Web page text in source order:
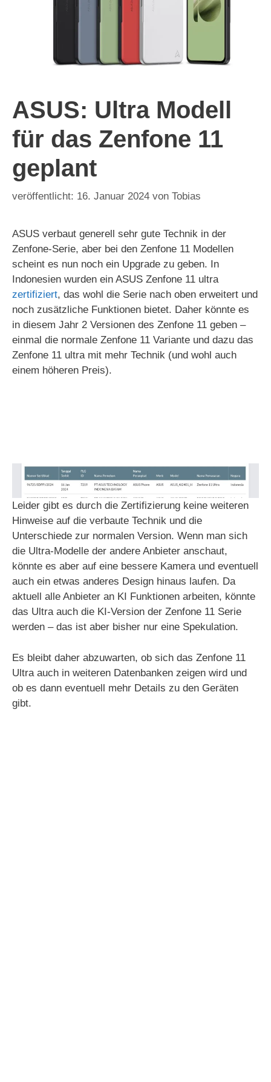
ASUS: Ultra Modell
für das Zenfone 11
geplant
16. Januar 2024 von Tobias
ASUS verbaut generell sehr gute Technik in der
Zenfone-Serie, aber bei den Zenfone 11 Modellen
scheint es nun noch ein Upgrade zu geben. In
Indonesien wurden ein ASUS Zenfone 11 ultra
zertifiziert, das wohl die Serie nach oben erweitert und
noch zusätzliche Funktionen bietet. Daher könnte es
in diesem Jahr 2 Versionen des Zenfone 11 geben –
einmal die normale Zenfone 11 Variante und dazu das
Zenfone 11 ultra mit mehr Technik (und wohl auch
einem höheren Preis).
Leider gibt es durch die Zertifizierung keine weiteren
Hinweise auf die verbaute Technik und die
Unterschiede zur normalen Version. Wenn man sich
die Ultra-Modelle der andere Anbieter anschaut,
könnte es aber auf eine bessere Kamera und eventuell
auch ein etwas anderes Design hinaus laufen. Da
aktuell alle Anbieter an KI Funktionen arbeiten, könnte
das Ultra auch die KI-Version der Zenfone 11 Serie
werden – das ist aber bisher nur eine Spekulation.
Es bleibt daher abzuwarten, ob sich das Zenfone 11
Ultra auch in weiteren Datenbanken zeigen wird und
ob es dann eventuell mehr Details zu den Geräten
gibt.